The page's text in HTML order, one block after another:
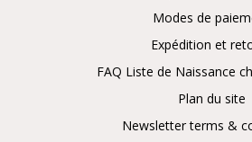
Modes de
Expédition et
FAQ Liste de Naissance
Plan du site
Newsletter terms &